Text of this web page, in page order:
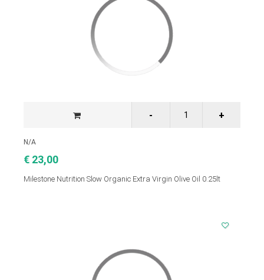
N/A
€ 23,00
Milestone Nutrition Slow Organic Extra Virgin Olive Oil 0.25lt